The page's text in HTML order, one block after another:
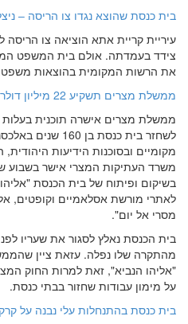
בית כנסת שהוצא נגדו צו הריסה –
עיריית קריית אתא הוציאה צו
צידד בעמדתה. אולם בית המשפט
את הרשות המקומית בהוצאות
ממשלת מצרים תשקיע 22 מיליון דולרים בשיקום בית כנסת
לשחזר בית כנסת
מקומיים ובסוכנות הידיעות היהודית,
משרד העתיקות המצרי אישר
בשיקום ופיתוח של בית הכנסת
לאתרי מורשת אסלאמיים וקופטים,
מסרי אל יום".
בית הכנסת נאלץ לסגור את שעריו
מהתקרה שלו נפלה. עזאת ציין
"אליהו הנביא", זאת למרות החוק
על מימון עבודות שחזור בבתי כנסת.
בית כנסת בהתנחלות עלי נבנה על